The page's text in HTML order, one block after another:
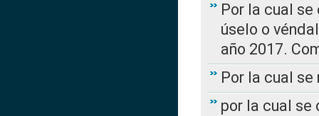
Por la cual
úselo o
año 2017.
Por la cual se
por la cual se